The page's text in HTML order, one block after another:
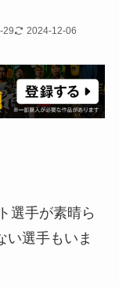
29 2024-12-06
選手が素晴ら
い選手もいま